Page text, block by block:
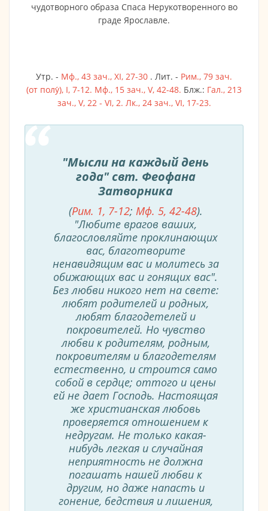
чудотворного образа Спаса Нерукотворенного во
граде Ярославле.
Утр. - Мф., 43 зач., XI, 27-30 . Лит. - Рим., 79 зач.
(от полу́), I, 7-12. Мф., 15 зач., V, 42-48. Блж.: Гал., 213
зач., V, 22 - VI, 2. Лк., 24 зач., VI, 17-23.
"Мысли на каждый день
года" свт. Феофана
Затворника
(Рим. 1, 7-12; Мф. 5, 42-48).
"Любите врагов ваших,
благословляйте проклинающих
вас, благотворите
ненавидящим вас и молитесь за
обижающих вас и гонящих вас".
Без любви никого нет на свете:
любят родителей и родных,
любят благодетелей и
покровителей. Но чувство
любви к родителям, родным,
покровителям и благодетелям
естественно, и строится само
собой в сердце; оттого и цены
ей не дает Господь. Настоящая
же христианская любовь
проверяется отношением к
недругам. Не только какая-
нибудь легкая и случайная
неприятность не должна
погашать нашей любви к
другим, но даже напасть и
гонение, бедствия и лишения,